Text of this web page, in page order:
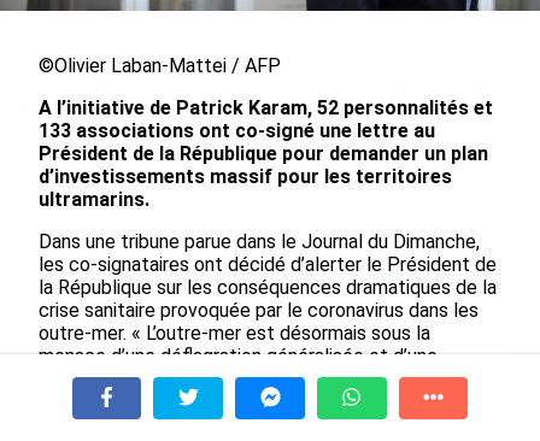
Après 5 ans à la SARA aux
la direction générale de la
Société Réunionnaise des
Produits Pétroliers
le 05/08/2026
En juin 2026, les prix à la
La Réunion et augmentent à
Mayotte (Insee)
le 04/08/2026
INTERVIEW. À Wallis-et-Futuna, un
tourisme authentique et durable en
plein essor...
le 04/08/2026
Prix à la consommation en juin 2026 :
progression en Guadeloupe, recul en
À la une Tv Radio A Propos
©Olivier Laban-Mattei / AFP
A l’initiative de Patrick Karam, 52 personnalités et
133 associations ont co-signé une lettre au
Président de la République pour demander un plan
d’investissements massif pour les territoires
ultramarins.
Dans une tribune parue dans le Journal du Dimanche,
les co-signataires ont décidé d’alerter le Président de
la République sur les conséquences dramatiques de la
crise sanitaire provoquée par le coronavirus dans les
outre-mer. « L’outre-mer est désormais sous la
menace d’une déflagration généralisée et d’une
défiance irréversible avec la République qui se
traduiront par une crise économique, sociale, morale et
politique sans précédents, et qui placeront le